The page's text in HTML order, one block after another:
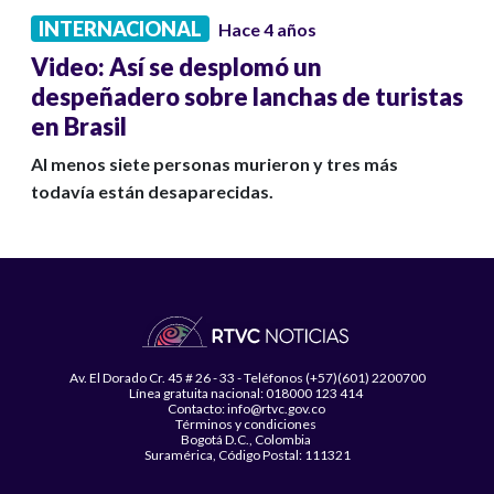
INTERNACIONAL Hace 4 años
Video: Así se desplomó un
despeñadero sobre lanchas de turistas
en Brasil
Al menos siete personas murieron y tres más
todavía están desaparecidas.
Av. El Dorado Cr. 45 # 26 - 33 - Teléfonos (+57)(601) 2200700
Línea gratuita nacional: 018000 123 414
Contacto: info@rtvc.gov.co
Términos y condiciones
Bogotá D.C., Colombia
Suramérica, Código Postal: 111321